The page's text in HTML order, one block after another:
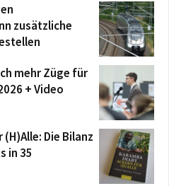
zusätzliche
mehr Züge für
+ Video
Die Bilanz
in 35